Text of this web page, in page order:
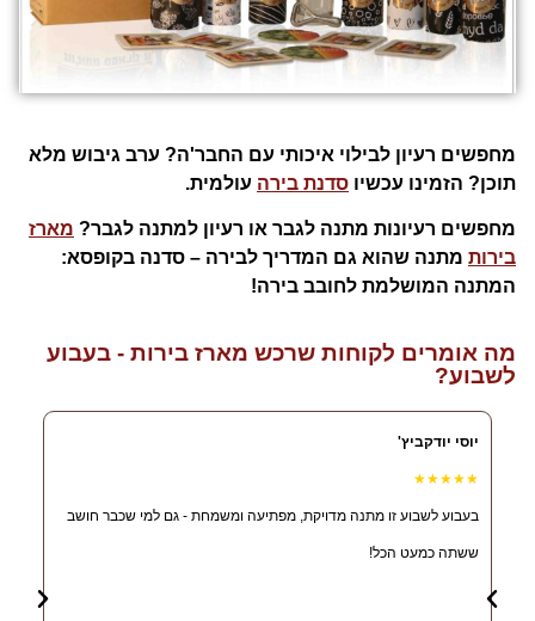
מחפשים רעיון לבילוי איכותי עם החבר'ה? ערב גיבוש מלא
תוכן? הזמינו עכשיו סדנת בירה עולמית.
מחפשים רעיונות מתנה לגבר או רעיון למתנה לגבר? מארז
בירות מתנה שהוא גם המדריך לבירה – סדנה בקופסא:
המתנה המושלמת לחובב בירה!
מה אומרים לקוחות שרכש מארז בירות - בעבוע
לשבוע?
יוסי יודקביץ'
★★★★★
בעבוע לשבוע זו מתנה מדויקת, מפתיעה ומשמחת - גם למי שכבר חושב
ששתה כמעט הכל!